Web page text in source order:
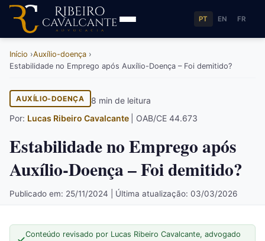
PT EN FR
Início
Auxílio-doença
Estabilidade no Emprego após Auxílio-Doença – Foi demitido?
AUXÍLIO-DOENÇA
8 min de leitura
Por: Lucas Ribeiro Cavalcante | OAB/CE 44.673
Estabilidade no Emprego após
Auxílio-Doença – Foi demitido?
Publicado em: 25/11/2024 | Última atualização: 03/03/2026
Conteúdo revisado por Lucas Ribeiro Cavalcante, advogado